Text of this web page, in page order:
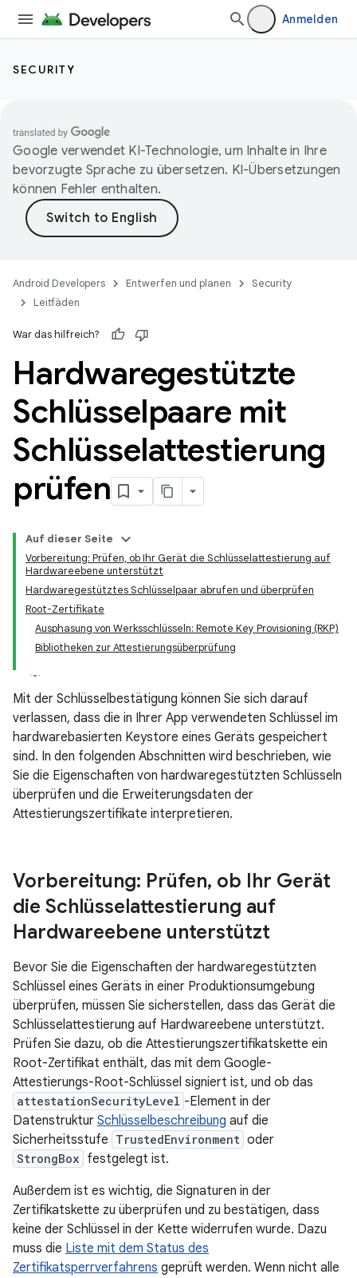
Anmelden
SECURITY
Google verwendet KI-Technologie, um Inhalte in Ihre
bevorzugte Sprache zu übersetzen. KI-Übersetzungen
können Fehler enthalten.
Android Developers Entwerfen und planen
Security
Leitfäden
War das hilfreich?
Hardwaregestützte
Schlüsselpaare mit
Schlüsselattestierung
prüfen
Auf dieser Seite
Vorbereitung: Prüfen, ob Ihr Gerät die Schlüsselattestierung auf
Hardwareebene unterstützt
Hardwaregestütztes Schlüsselpaar abrufen und überprüfen
Root-Zertifikate
Ausphasung von Werksschlüsseln: Remote Key Provisioning (RKP)
Bibliotheken zur Attestierungsüberprüfung
Mit der Schlüsselbestätigung können Sie sich darauf
verlassen, dass die in Ihrer App verwendeten Schlüssel im
hardwarebasierten Keystore eines Geräts gespeichert
sind. In den folgenden Abschnitten wird beschrieben, wie
Sie die Eigenschaften von hardwaregestützten Schlüsseln
überprüfen und die Erweiterungsdaten der
Attestierungszertifikate interpretieren.
Vorbereitung: Prüfen, ob Ihr Gerät
die Schlüsselattestierung auf
Hardwareebene unterstützt
Bevor Sie die Eigenschaften der hardwaregestützten
Schlüssel eines Geräts in einer Produktionsumgebung
überprüfen, müssen Sie sicherstellen, dass das Gerät die
Schlüsselattestierung auf Hardwareebene unterstützt.
Prüfen Sie dazu, ob die Attestierungszertifikatskette ein
Root-Zertifikat enthält, das mit dem Google-
Attestierungs-Root-Schlüssel signiert ist, und ob das
attestationSecurityLevel -Element in der
Datenstruktur Schlüsselbeschreibung auf die
Sicherheitsstufe TrustedEnvironment oder
StrongBox festgelegt ist.
Außerdem ist es wichtig, die Signaturen in der
Zertifikatskette zu überprüfen und zu bestätigen, dass
keine der Schlüssel in der Kette widerrufen wurde. Dazu
muss die Liste mit dem Status des
Zertifikatsperrverfahrens geprüft werden. Wenn nicht alle